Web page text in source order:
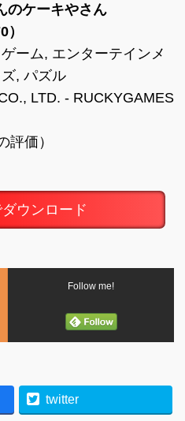
のケーキやさん
ーム, エンターテインメ
, パズル
LTD. - RUCKYGAMES
評価）
ウンロード
Follow me!
twitter